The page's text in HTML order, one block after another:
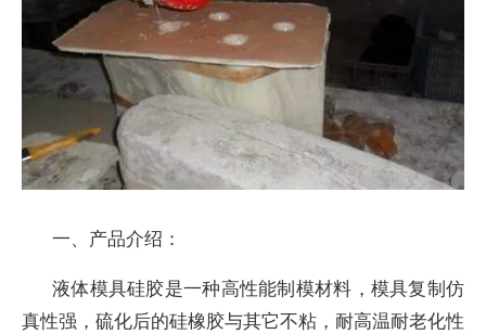
一、产品介绍：
液体模具硅胶是一种高性能制模材料，模具复制仿
真性强，硫化后的硅橡胶与其它不粘，耐高温耐老化性